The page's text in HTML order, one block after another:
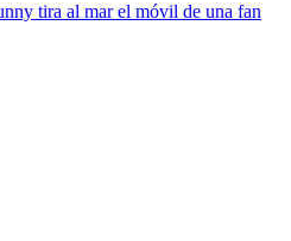
tira al mar el móvil de una fan